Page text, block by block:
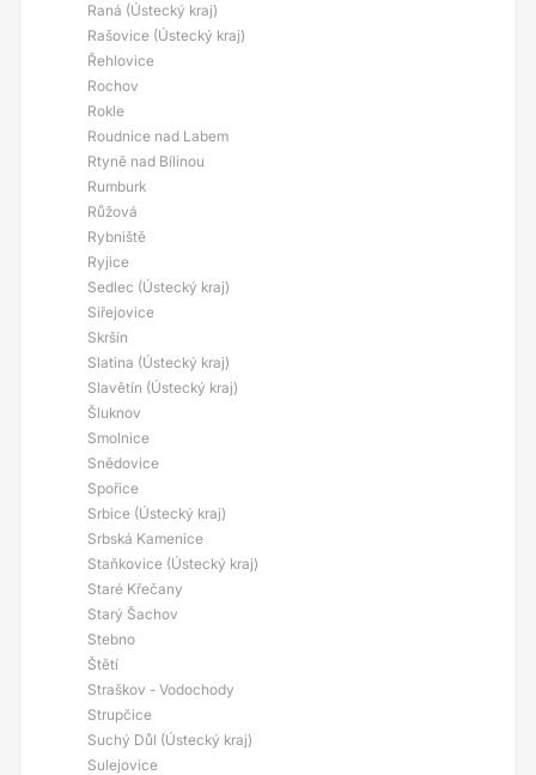
Raná (Ústecký kraj)
Rašovice (Ústecký kraj)
Řehlovice
Rochov
Rokle
Roudnice nad Labem
Rtyně nad Bílinou
Rumburk
Růžová
Rybniště
Ryjice
Sedlec (Ústecký kraj)
Siřejovice
Skršín
Slatina (Ústecký kraj)
Slavětín (Ústecký kraj)
Šluknov
Smolnice
Snědovice
Spořice
Srbice (Ústecký kraj)
Srbská Kamenice
Staňkovice (Ústecký kraj)
Staré Křečany
Starý Šachov
Stebno
Štětí
Straškov - Vodochody
Strupčice
Suchý Důl (Ústecký kraj)
Sulejovice